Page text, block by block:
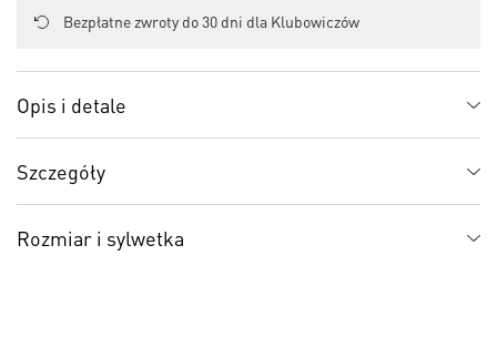
Bezpłatne zwroty do 30 dni dla Klubowiczów
Opis i detale
Szczegóły
Rozmiar i sylwetka